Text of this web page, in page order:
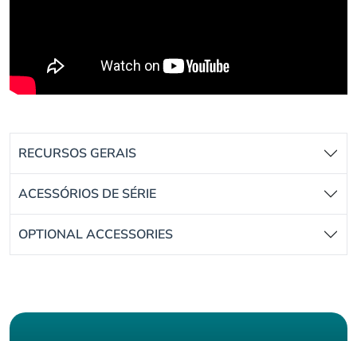
RECURSOS GERAIS
ACESSÓRIOS DE SÉRIE
OPTIONAL ACCESSORIES